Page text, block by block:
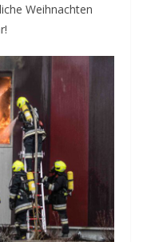
Weihnachten